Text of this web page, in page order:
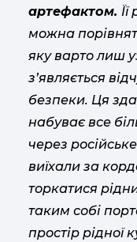
артефактом.
можна
яку варто лиш
з’являється
безпеки. Ця
набуває все
через
виїхали за
торкатися
таким собі
простір рідної